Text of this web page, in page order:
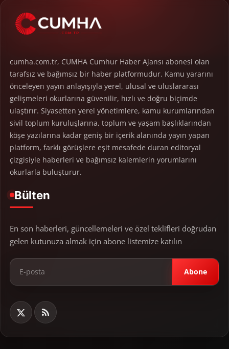
cumha.com.tr, CUMHA Cumhur Haber Ajansı abonesi olan
tarafsız ve bağımsız bir haber platformudur. Kamu yararını
önceleyen yayın anlayışıyla yerel, ulusal ve uluslararası
gelişmeleri okurlarına güvenilir, hızlı ve doğru biçimde
ulaştırır. Siyasetten yerel yönetimlere, kamu kurumlarından
sivil toplum kuruluşlarına, toplum ve yaşam başlıklarından
köşe yazılarına kadar geniş bir içerik alanında yayın yapan
platform, farklı görüşlere eşit mesafede duran editoryal
çizgisiyle haberleri ve bağımsız kalemlerin yorumlarını
okurlarla buluşturur.
Bülten
En son haberleri, güncellemeleri ve özel teklifleri doğrudan
gelen kutunuza almak için abone listemize katılın
Abone